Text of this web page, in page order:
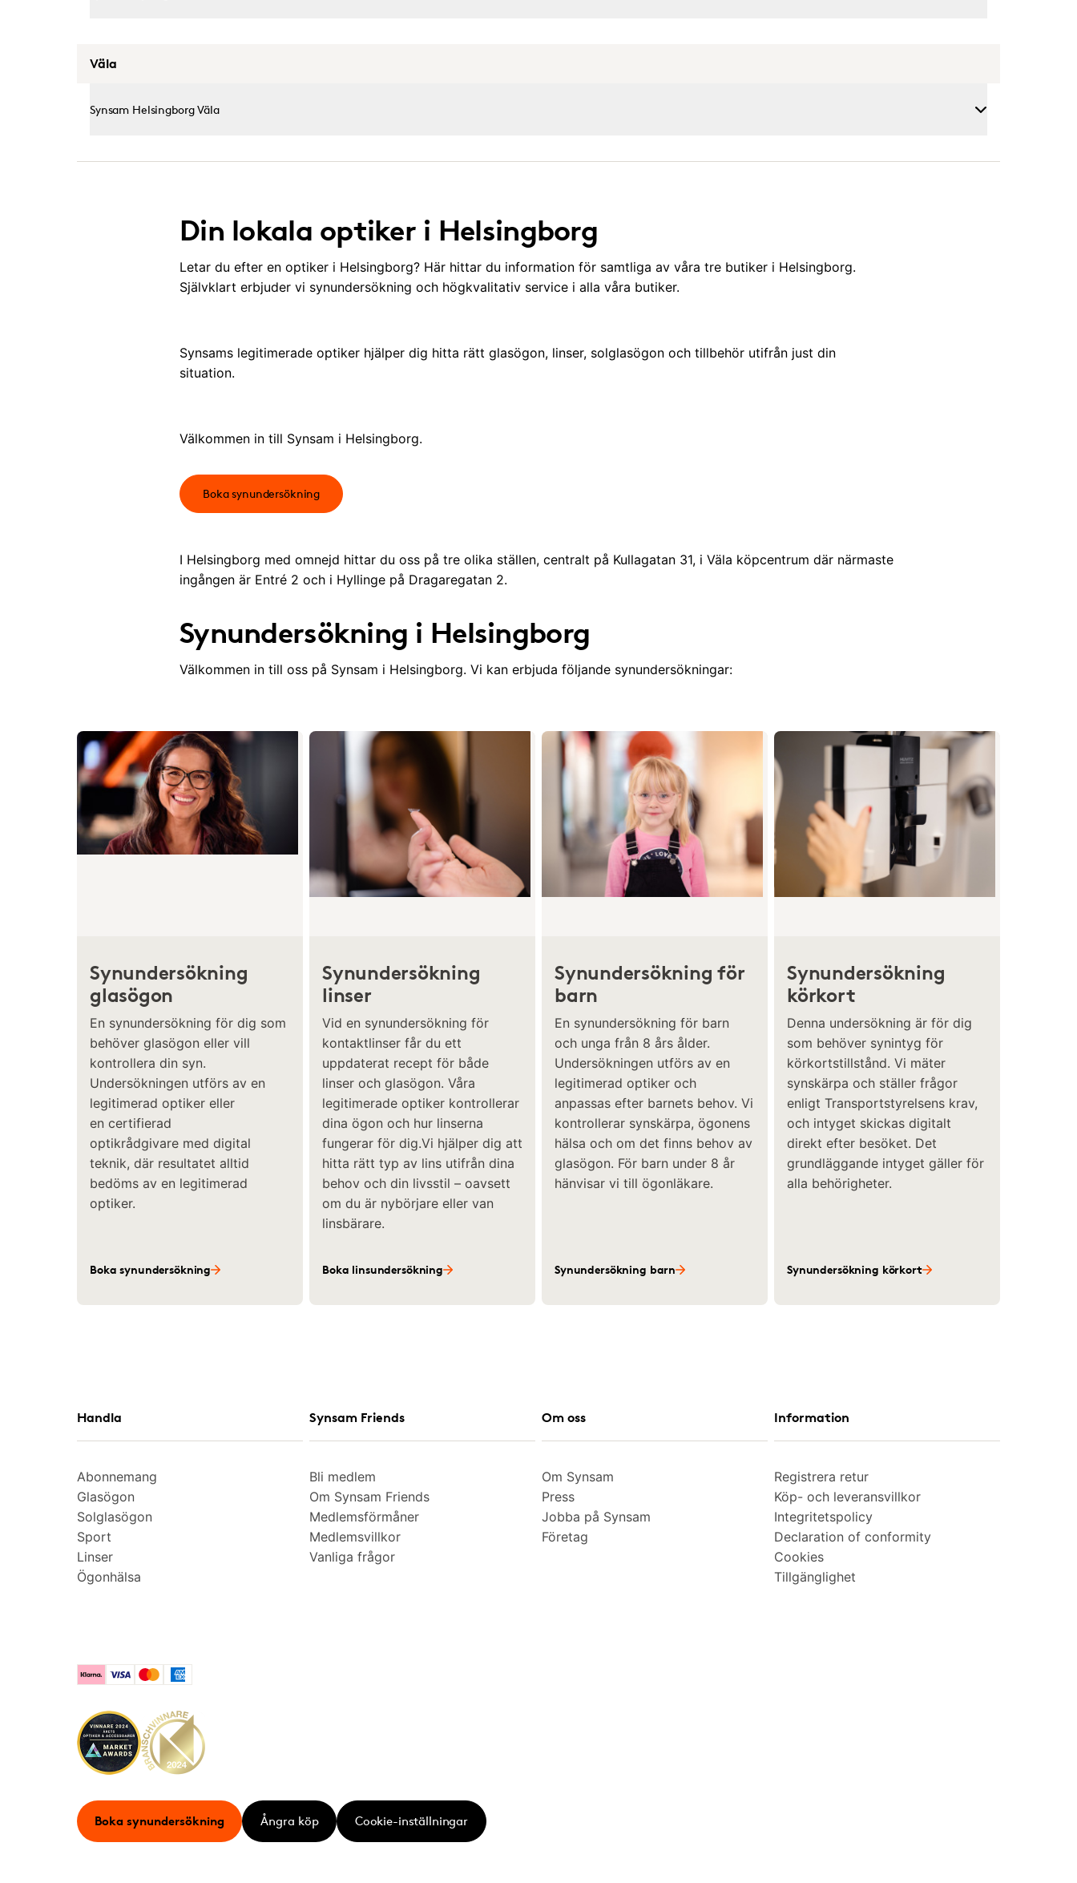
Väla
Synsam Helsingborg Väla
Din lokala optiker i Helsingborg
Letar du efter en optiker i Helsingborg? Här hittar du information för samtliga av våra tre butiker i Helsingborg.
Självklart erbjuder vi synundersökning och högkvalitativ service i alla våra butiker.
Synsams legitimerade optiker hjälper dig hitta rätt glasögon, linser, solglasögon och tillbehör utifrån just din
situation.
Välkommen in till Synsam i Helsingborg.
Boka synundersökning
I Helsingborg med omnejd hittar du oss på tre olika ställen, centralt på Kullagatan 31, i Väla köpcentrum där närmaste
ingången är Entré 2 och i Hyllinge på Dragaregatan 2.
Synundersökning i Helsingborg
Välkommen in till oss på Synsam i Helsingborg. Vi kan erbjuda följande synundersökningar:
Synundersökning
glasögon
En synundersökning för dig som
behöver glasögon eller vill
kontrollera din syn.
Undersökningen utförs av en
legitimerad optiker eller
en certifierad
optikrådgivare med digital
teknik, där resultatet alltid
bedöms av en legitimerad
optiker.
Boka synundersökning
Synundersökning
linser
Vid en synundersökning för
kontaktlinser får du ett
uppdaterat recept för både
linser och glasögon. Våra
legitimerade optiker kontrollerar
dina ögon och hur linserna
fungerar för dig.Vi hjälper dig att
hitta rätt typ av lins utifrån dina
behov och din livsstil – oavsett
om du är nybörjare eller van
linsbärare.
Boka linsundersökning
Synundersökning för
barn
En synundersökning för barn
och unga från 8 års ålder.
Undersökningen utförs av en
legitimerad optiker och
anpassas efter barnets behov. Vi
kontrollerar synskärpa, ögonens
hälsa och om det finns behov av
glasögon. För barn under 8 år
hänvisar vi till ögonläkare.
Synundersökning barn
Synundersökning
körkort
Denna undersökning är för dig
som behöver synintyg för
körkortstillstånd. Vi mäter
synskärpa och ställer frågor
enligt Transportstyrelsens krav,
och intyget skickas digitalt
direkt efter besöket. Det
grundläggande intyget gäller för
alla behörigheter.
Synundersökning körkort
Handla
Abonnemang
Glasögon
Solglasögon
Sport
Linser
Ögonhälsa
Synsam Friends
Bli medlem
Om Synsam Friends
Medlemsförmåner
Medlemsvillkor
Vanliga frågor
Om oss
Om Synsam
Press
Jobba på Synsam
Företag
Information
Registrera retur
Köp- och leveransvillkor
Integritetspolicy
Declaration of conformity
Cookies
Tillgänglighet
KlarnaVisa MastercardAmerican Express
Boka synundersökning Ångra köp Cookie-inställningar